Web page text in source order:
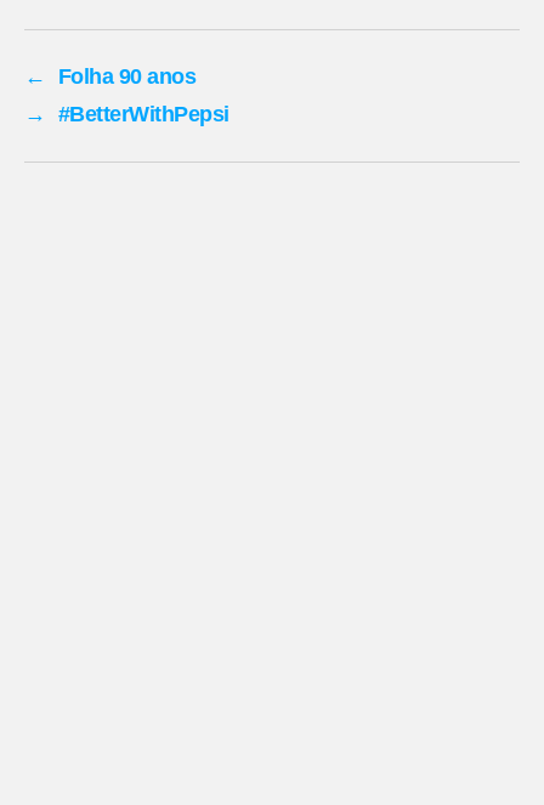
←
Folha 90 anos
→
#BetterWithPepsi